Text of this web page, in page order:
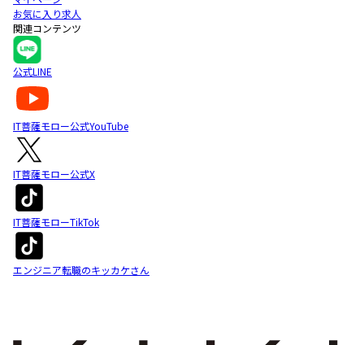
お気に入り求人
関連コンテンツ
公式LINE
IT菩薩モロー公式YouTube
IT菩薩モロー公式X
IT菩薩モローTikTok
エンジニア転職のキッカケさん